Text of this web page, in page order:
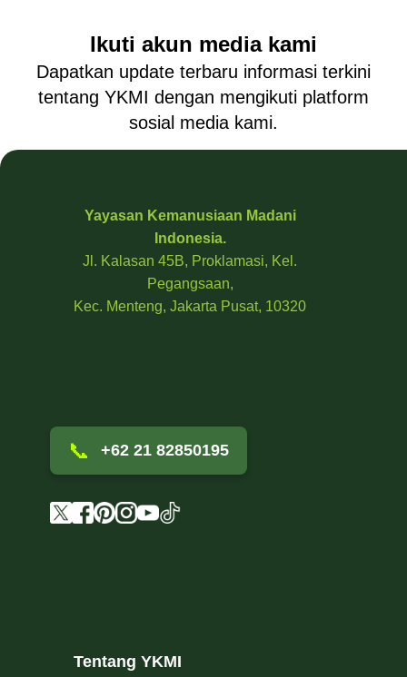
Ikuti akun media kami
Dapatkan update terbaru informasi terkini
tentang YKMI dengan mengikuti platform
sosial media kami.
Yayasan Kemanusiaan Madani
Indonesia.
Jl. Kalasan 45B, Proklamasi, Kel.
Pegangsaan,
Kec. Menteng, Jakarta Pusat, 10320
📞 +62 21 82850195
Tentang YKMI